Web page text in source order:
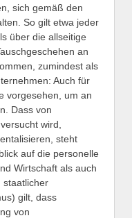
sich gemäß den
So gilt etwa jeder
über die allseitige
an
zumindest als
Auch für
vorgesehen, um an
Dass von
wird,
steht
auf die personelle
Wirtschaft als auch
staatlicher
gilt, dass
von